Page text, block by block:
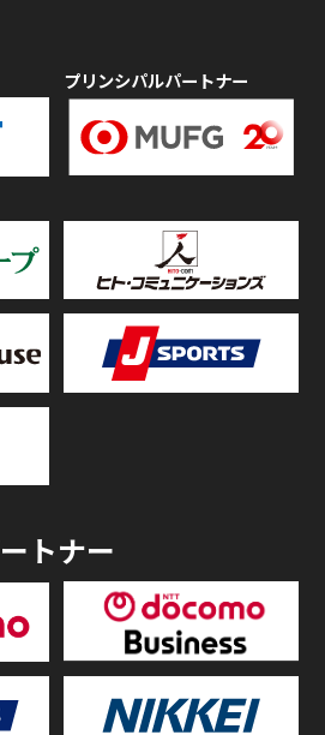
プリンシパルパートナー
トナー